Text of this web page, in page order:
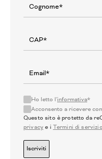
Ho letto l'informativa*
Acconsento a ricevere
Questo sito è protetto da
privacy e i Termini di servizio
Iscriviti